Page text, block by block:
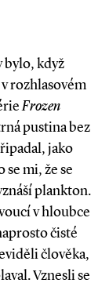
bylo, když
rozhlasovém
Frozen
pustina bez
jako
mi, že se
plankton.
v hloubce
čisté
člověka,
Vznesli se